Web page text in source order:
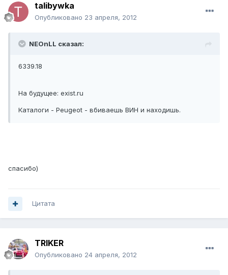
talibywka
Опубликовано 23 апреля, 2012
NEOnLL сказал:
6339.18
На будущее: exist.ru
Каталоги - Peugeot - вбиваешь ВИН и находишь.
спасибо)
Цитата
TRIKER
Опубликовано 24 апреля, 2012